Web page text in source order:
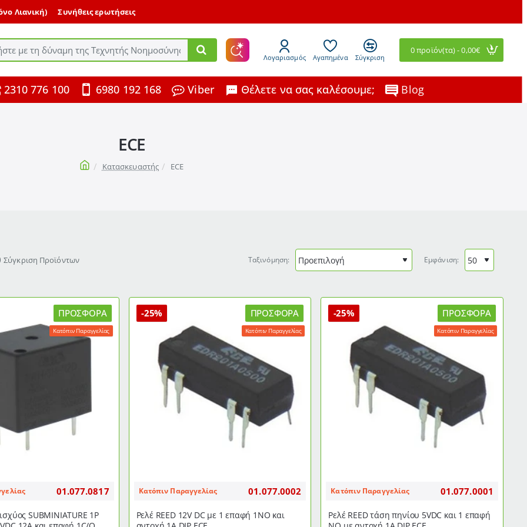
Λιανική) Συνήθεις ερωτήσεις
Λογαριασμός Αγαπημένα Σύγκριση
0 προϊόν(τα) - 0,00€
2310 776 100 6980 192 168 Viber Θέλετε να σας καλέσουμε; Blog
ECE
homeΚατασκευαστής ECE
Σύγκριση Προϊόντων Ταξινόμηση: Εμφάνιση:
ΠΡΟΣΦΟΡΆ
Κατόπιν Παραγγελίας
01.077.0817
SUBMINIATURE 1P
ΠΡΟΣΦΟΡΆ
-25%
Κατόπιν Παραγγελίας
Κατόπιν Παραγγελίας 01.077.0002
Ρελέ REED 12V DC με 1 επαφή 1NO και
ΠΡΟΣΦΟΡΆ
-25%
Κατόπιν Παραγγελίας
Κατόπιν Παραγγελίας 01.077.0001
Ρελέ REED τάση πηνίου 5VDC και 1 επαφή